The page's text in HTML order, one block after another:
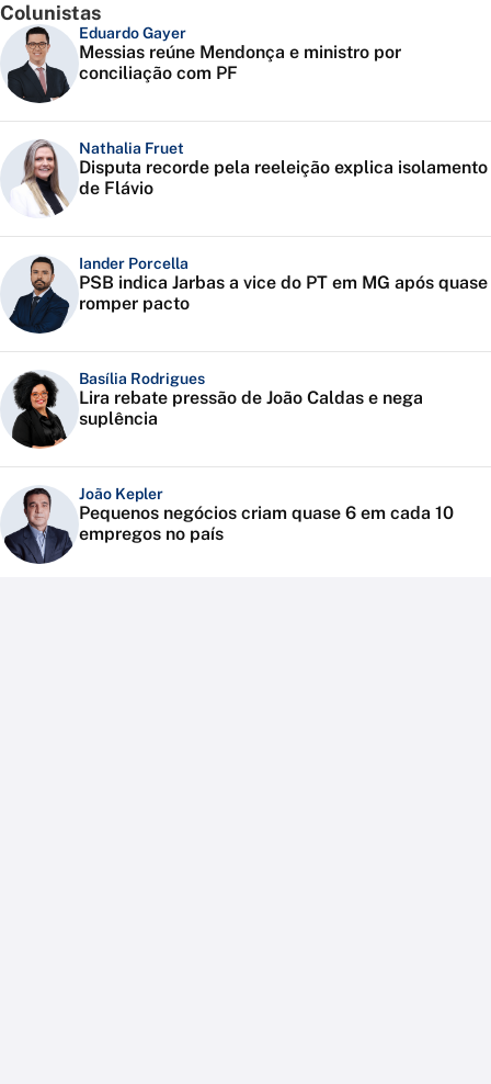
Colunistas
Eduardo Gayer
Messias reúne Mendonça e ministro por
conciliação com PF
Nathalia Fruet
Disputa recorde pela reeleição explica isolamento
de Flávio
Iander Porcella
PSB indica Jarbas a vice do PT em MG após quase
romper pacto
Basília Rodrigues
Lira rebate pressão de João Caldas e nega
suplência
João Kepler
Pequenos negócios criam quase 6 em cada 10
empregos no país